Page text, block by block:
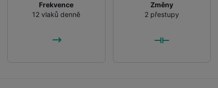
Frekvence
12 vlaků denně
Změny
2 přestupy